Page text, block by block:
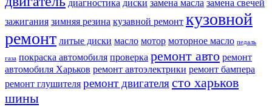
диагностика диски замена масла замена свечей
зажигания зимняя резина кузавной ремонт кузовной
ремонт литые диски масло мотор моторное масло педаль
газа покраска автомобиля проверка ремонт авто ремонт
автомобиля Харьков ремонт автоэлектрики ремонт бампера
ремонт глушителя ремонт двигателясто харьков
шины